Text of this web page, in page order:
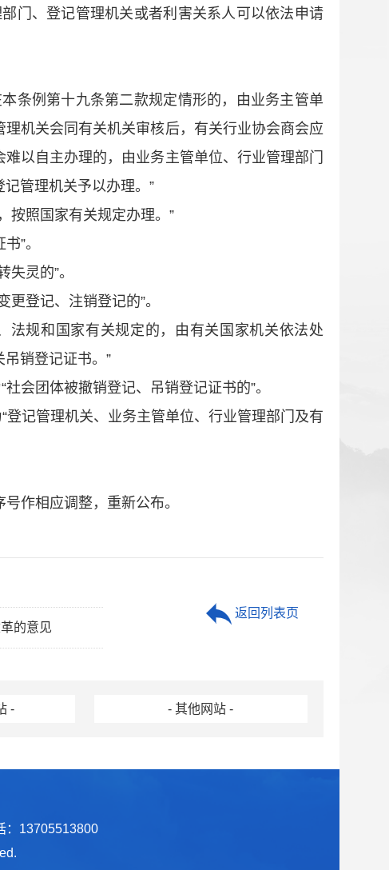
门、登记管理机关或者利害关系人可以依法申请
条例第十九条第二款规定情形的，由业务主管单
机关会同有关机关审核后，有关行业协会商会应
以自主办理的，由业务主管单位、行业管理部门
管理机关予以办理。 ”
按照国家有关规定办理。 ”
书”。
失灵的”。
更登记、注销登记的”。
法规和国家有关规定的，由有关国家机关依法处
销登记证书。 ”
“社会团体被撤销登记、吊销登记证书的”。
“登记管理机关、业务主管单位、行业管理部门及有
作相应调整，重新公布。
的意见
返回列表页
- - 其他网站 -
：13705513800